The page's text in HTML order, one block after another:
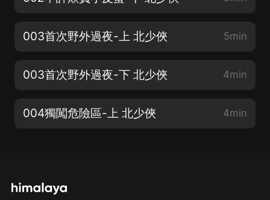
003首次野外過夜-上 北少俠 5min
003首次野外過夜-下 北少俠 4min
004獨闖危險區-上 北少俠 4min